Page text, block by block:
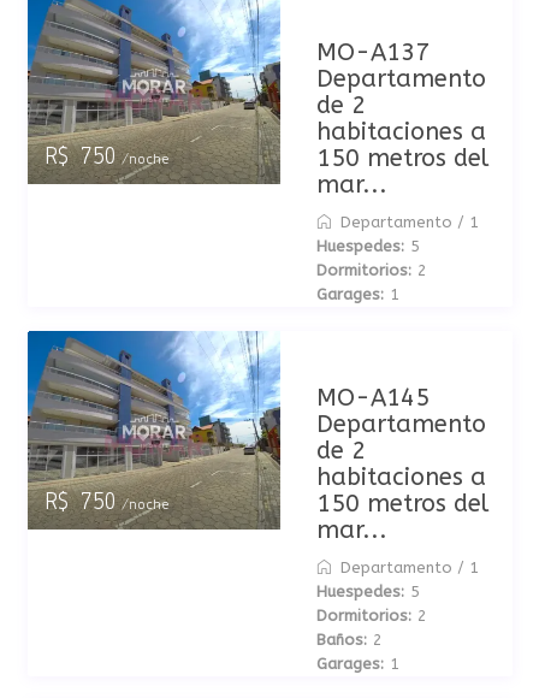
R$ 750/noche
MO-A137
Departamento
de 2
habitaciones a
150 metros del
mar...
Departamento / 1
Huespedes: 5
Dormitorios: 2
Garages: 1
R$ 750/noche
MO-A145
Departamento
de 2
habitaciones a
150 metros del
mar...
Departamento / 1
Huespedes: 5
Dormitorios: 2
Baños: 2
Garages: 1